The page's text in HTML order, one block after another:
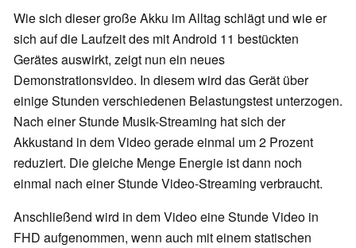
Wie sich dieser große Akku im Alltag schlägt und wie er
sich auf die Laufzeit des mit Android 11 bestückten
Gerätes auswirkt, zeigt nun ein neues
Demonstrationsvideo. In diesem wird das Gerät über
einige Stunden verschiedenen Belastungstest unterzogen.
Nach einer Stunde Musik-Streaming hat sich der
Akkustand in dem Video gerade einmal um 2 Prozent
reduziert. Die gleiche Menge Energie ist dann noch
einmal nach einer Stunde Video-Streaming verbraucht.
Anschließend wird in dem Video eine Stunde Video in
FHD aufgenommen, wenn auch mit einem statischen